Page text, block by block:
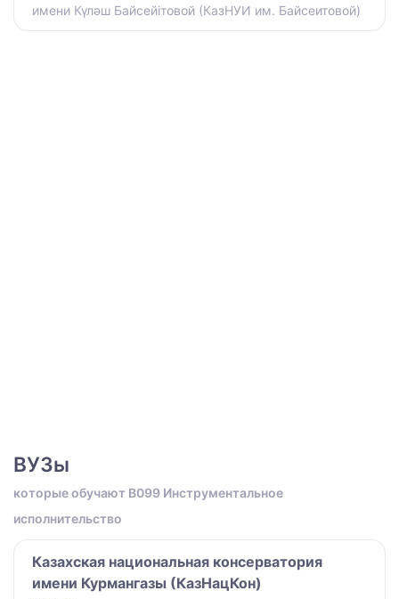
имени Күләш Байсейітовой (КазНУИ им. Байсеитовой)
ВУЗы
которые обучают B099 Инструментальное
исполнительство
Казахская национальная консерватория
имени Курмангазы (КазНацКон)